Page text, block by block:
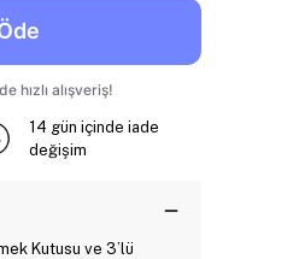
14 gün içinde iade
değişim
Kutusu ve 3’lü